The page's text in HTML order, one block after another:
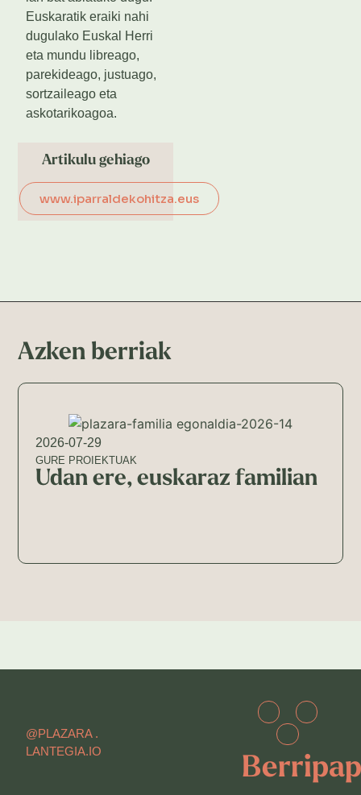
Euskaratik eraiki nahi
dugulako Euskal Herri
eta mundu libreago,
parekideago, justuago,
sortzaileago eta
askotarikoagoa.
Artikulu gehiago
www.iparraldekohitza.eus
Azken berriak
2026-07-29
GURE PROIEKTUAK
Udan ere, euskaraz familian
@PLAZARA .
LANTEGIA.IO